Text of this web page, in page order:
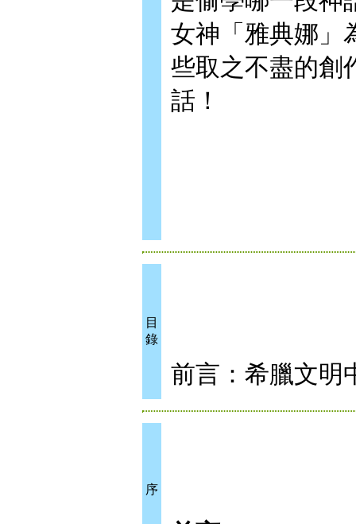
女神「雅典娜
些取之不盡的創
話！
目
錄
前言：希臘文明
序